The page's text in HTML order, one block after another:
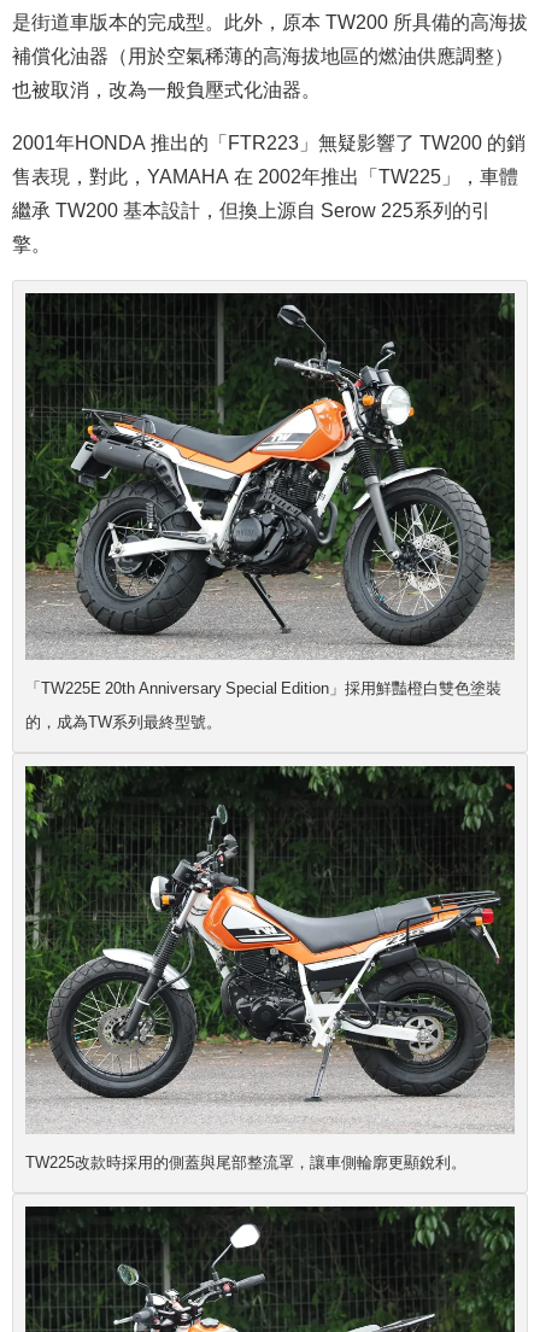
是街道車版本的完成型。此外，原本 TW200 所具備的高海拔
補償化油器（用於空氣稀薄的高海拔地區的燃油供應調整）
也被取消，改為一般負壓式化油器。
2001年HONDA 推出的「FTR223」無疑影響了 TW200 的銷
售表現，對此，YAMAHA 在 2002年推出「TW225」，車體
繼承 TW200 基本設計，但換上源自 Serow 225系列的引
擎。
「TW225E 20th Anniversary Special Edition」採用鮮豔橙白雙色塗裝
的，成為TW系列最終型號。
TW225改款時採用的側蓋與尾部整流罩，讓車側輪廓更顯銳利。